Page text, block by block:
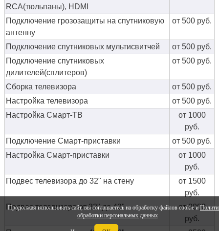
Продолжая использовать сайт, вы соглашаетесь на обработку файлов cookie и
обработки персональных данных
RCA(тюльпаны), HDMI
Подключение грозозащиты на спутниковую
антенну
от 500 руб.
Подключение спутниковых мультисвитчей
от 500 руб.
Подключение спутниковых
дилителей(сплитеров)
от 500 руб.
Сборка телевизора
от 500 руб.
Настройка телевизора
от 500 руб.
Настройка Смарт-ТВ
от 1000
руб.
Подключение Смарт-приставки
от 500 руб.
Настройка Смарт-приставки
от 1000
руб.
Подвес телевизора до 32" на стену
от 1500
руб.
Подвес телевизора от 32" до 42"
от 2000
руб.